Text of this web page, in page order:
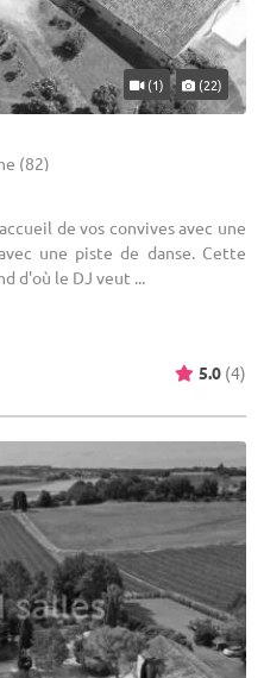
(1) (22)
(82)
de vos convives avec une
une piste de danse. Cette
d'où le DJ veut ...
5.0 (4)